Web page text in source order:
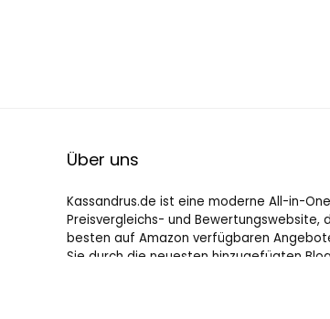
Über uns
Kassandrus.de ist eine moderne All-in-
Preisvergleichs- und Bewertungswebsite,
besten auf Amazon verfügbaren
Sie durch die neuesten hinzugefügten